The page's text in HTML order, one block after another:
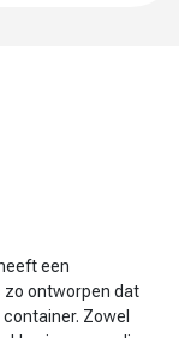
een
zo ontworpen dat
Zowel